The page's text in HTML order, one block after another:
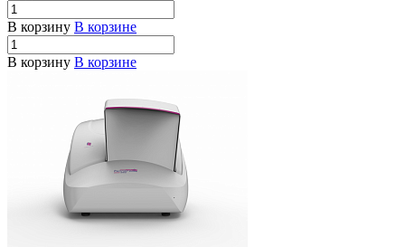
В корзину В корзине
В корзину В корзине